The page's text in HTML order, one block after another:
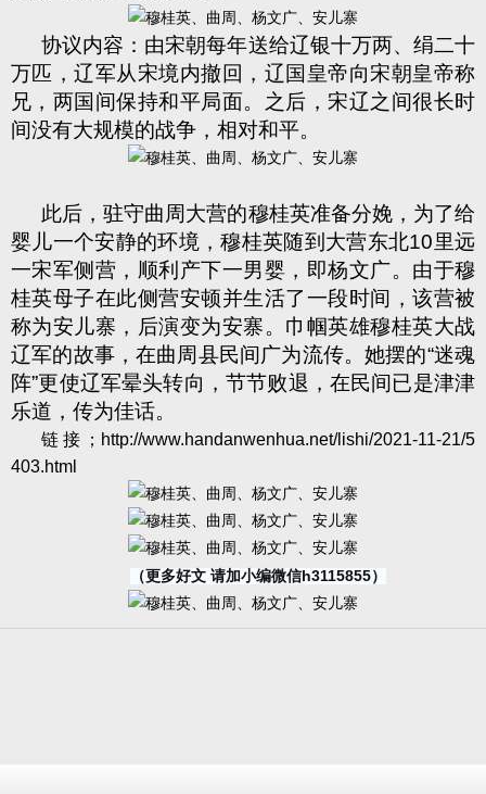
协议内容：由宋朝每年送给辽银十万两、绢二十
万匹，辽军从宋境内撤回，辽国皇帝向宋朝皇帝称
兄，两国间保持和平局面。之后，宋辽之间很长时
间没有大规模的战争，相对和平。
此后，驻守曲周大营的穆桂英准备分娩，为了给
婴儿一个安静的环境，穆桂英随到大营东北10里远
一宋军侧营，顺利产下一男婴，即杨文广。由于穆
桂英母子在此侧营安顿并生活了一段时间，该营被
称为安儿寨，后演变为安寨。巾帼英雄穆桂英大战
辽军的故事，在曲周县民间广为流传。她摆的“迷魂
阵”更使辽军晕头转向，节节败退，在民间已是津津
乐道，传为佳话。
链接； http://www.handanwenhua.net/lishi/2021-11-21/5
403.html
（更多好文 请加小编微信h3115855）